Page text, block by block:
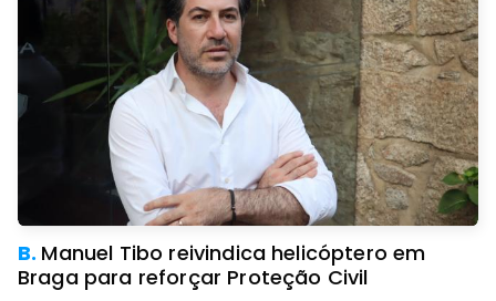
B. Manuel Tibo reivindica helicóptero em
Braga para reforçar Proteção Civil